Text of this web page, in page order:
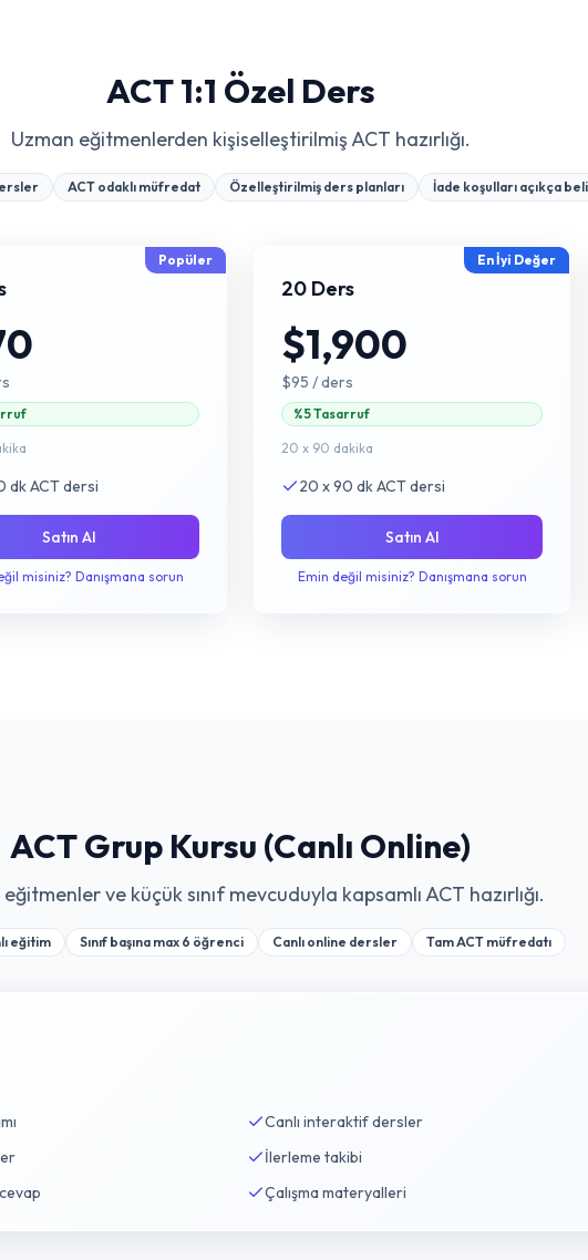
ACT 1:1 Özel Ders
Uzman eğitmenlerden kişiselleştirilmiş ACT hazırlığı.
ACT odaklı müfredat Özelleştirilmiş ders planları İade koşulları açıkça
Popüler
dk ACT dersi
Satın Al
misiniz? Danışmana sorun
En İyi Değer
20 Ders
$1,900
$95 / ders
%5 Tasarruf
20 x 90 dakika
20 x 90 dk ACT dersi
Satın Al
Emin değil misiniz? Danışmana sorun
ACT Grup Kursu (Canlı Online)
ve küçük sınıf mevcuduyla kapsamlı ACT hazırlığı.
eğitim Sınıf başına max 6 öğrenci Canlı online dersler Tam ACT müfredatı
Canlı interaktif dersler
İlerleme takibi
Çalışma materyalleri